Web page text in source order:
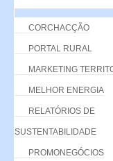
CORCHACÇÃO
PORTAL RURAL
MARKETING
MELHOR ENERGIA
RELATÓRIOS DE
SUSTENTABILIDADE
PROMONEGÓCIOS